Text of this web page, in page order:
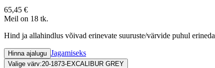
65,45 €
Meil on 18 tk.
Hind ja allahindlus võivad erinevate suuruste/värvide puhul erineda
Hinna ajalugu Jagamiseks
Valige värv:20-1873-EXCALIBUR GREY